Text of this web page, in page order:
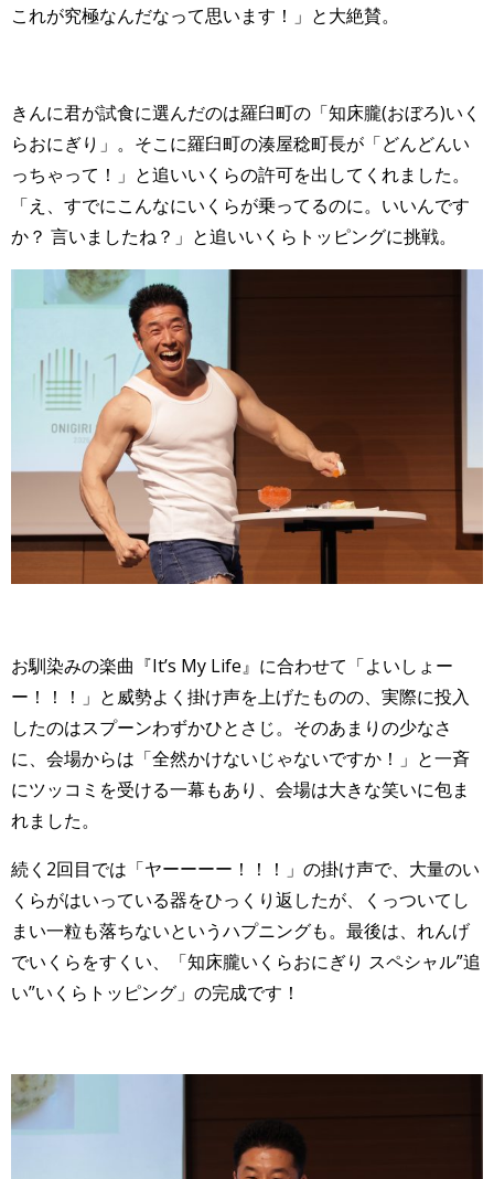
これが究極なんだなって思います！」と大絶賛。
きんに君が試食に選んだのは羅臼町の「知床朧(おぼろ)いく
らおにぎり」。そこに羅臼町の湊屋稔町長が「どんどんい
っちゃって！」と追いいくらの許可を出してくれました。
「え、すでにこんなにいくらが乗ってるのに。いいんです
か？ 言いましたね？」と追いいくらトッピングに挑戦。
お馴染みの楽曲『It’s My Life』に合わせて「よいしょー
ー！！！」と威勢よく掛け声を上げたものの、実際に投入
したのはスプーンわずかひとさじ。そのあまりの少なさ
に、会場からは「全然かけないじゃないですか！」と一斉
にツッコミを受ける一幕もあり、会場は大きな笑いに包ま
れました。
続く2回目では「ヤーーーー！！！」の掛け声で、大量のい
くらがはいっている器をひっくり返したが、くっついてし
まい一粒も落ちないというハプニングも。最後は、れんげ
でいくらをすくい、「知床朧いくらおにぎり スペシャル”追
い”いくらトッピング」の完成です！